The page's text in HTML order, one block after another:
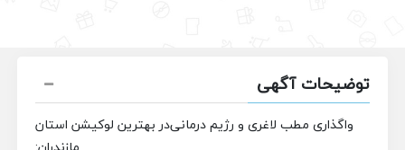
توضیحات آگهی
واگذاری مطب لاغری و رژیم درمانیدر بهترین لوکیشن استان